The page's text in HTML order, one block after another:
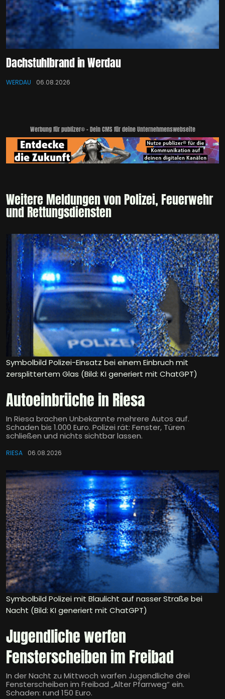
Dachstuhlbrand in Werdau
WERDAU 06.08.2026
Werbung für publizer® - Dein CMS für deine Unternehmenswebseite
Weitere Meldungen von Polizei, Feuerwehr
und Rettungsdiensten
Symbolbild Polizei-Einsatz bei einem Einbruch mit
zersplittertem Glas (Bild: KI generiert mit ChatGPT)
Autoeinbrüche in Riesa
In Riesa brachen Unbekannte mehrere Autos auf.
Schaden bis 1.000 Euro. Polizei rät: Fenster, Türen
schließen und nichts sichtbar lassen.
RIESA 06.08.2026
Symbolbild Polizei mit Blaulicht auf nasser Straße bei
Nacht (Bild: KI generiert mit ChatGPT)
Jugendliche werfen
Fensterscheiben im Freibad
In der Nacht zu Mittwoch warfen Jugendliche drei
Fensterscheiben im Freibad „Alter Pfarrweg“ ein.
Schaden: rund 150 Euro.